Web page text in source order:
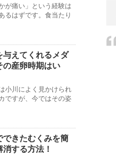
が痛い」という経験は
るはずです。食当たり
与えてくれるメダ
の産卵時期はい
小川によく見かけられ
ですが、今ではその姿
できたむくみを簡
消する方法！